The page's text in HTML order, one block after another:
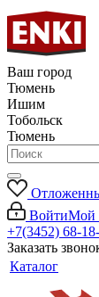
Ваш город
Тюмень
Ишим
Тобольск
Тюмень
ВойтиМой
+7(3452) 68-
Заказать
Каталог